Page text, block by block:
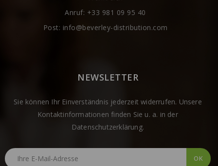
Anruf: +33 981 09 95 40
Post: info@beverley-distribution.com
NEWSLETTER
Sie können Ihr Einverständnis jederzeit widerrufen. Unsere
Kontaktinformationen finden Sie u. a. in der
Datenschutzerklärung.